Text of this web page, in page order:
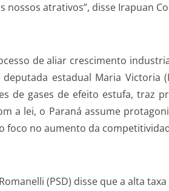
nossos atrativos”, disse Irapuan
de aliar crescimento
estadual Maria Victoria
de gases de efeito estufa, traz
a lei, o Paraná assume
foco no aumento da
(PSD) disse que a alta